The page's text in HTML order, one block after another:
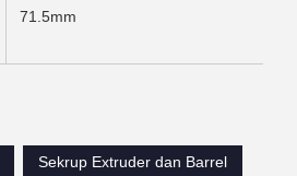
71.5mm
Sekrup Extruder dan Barrel